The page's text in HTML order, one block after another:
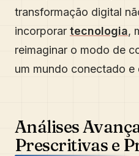
transformação digital
incorporar tecnologia,
reimaginar o modo de
um mundo conectado
Análises
Prescritivas e